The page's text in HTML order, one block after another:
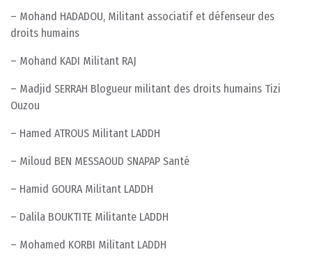
– Mohand HADADOU, Militant associatif et défenseur des
droits humains
– Mohand KADI Militant RAJ
– Madjid SERRAH Blogueur militant des droits humains Tizi
Ouzou
– Hamed ATROUS Militant LADDH
– Miloud BEN MESSAOUD SNAPAP Santé
– Hamid GOURA Militant LADDH
– Dalila BOUKTITE Militante LADDH
– Mohamed KORBI Militant LADDH